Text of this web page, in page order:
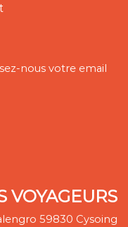
nous votre email
VOYAGEURS
59830 Cysoing